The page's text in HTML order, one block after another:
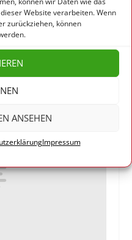
Website verarbeiten. Wenn
zurückziehen, können
ANSEHEN
Impressum